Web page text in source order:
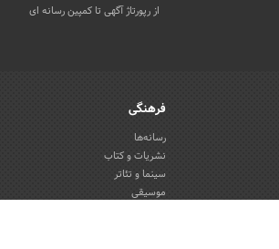
از رپورتاژ آگهی تا کمپین رسانه ای
فرهنگی
رسانه‌ها
نشریات و کتاب
سینما و تئاتر
موسیقی